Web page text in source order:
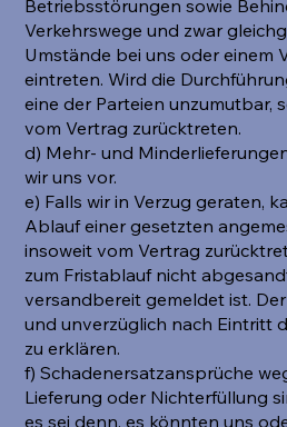
Betriebsstörungen sowie
Verkehrswege und zwar
Umstände bei uns oder einem
eintreten. Wird die
eine der Parteien unzumutbar,
vom Vertrag zurücktreten.
d) Mehr- und
wir uns vor.
e) Falls wir in Verzug geraten,
Ablauf einer gesetzten
insoweit vom Vertrag
zum Fristablauf nicht
versandbereit gemeldet ist.
und unverzüglich nach Eintritt
zu erklären.
f) Schadenersatzansprüche
Lieferung oder Nichterfüllung
es sei denn, es könnten uns